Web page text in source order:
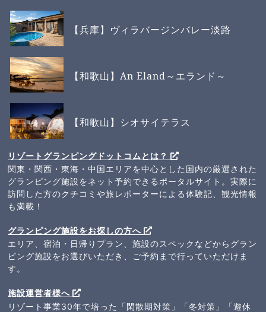
【兵庫】ヴィラバージンバレー淡路
【和歌山】An Eland～エランド～
【和歌山】シオサイテラス
リゾートグランピングドットコムとは？
関東・関西・東海・中国エリアを中心とした国内の厳選された
グランピング施設をネット予約できるポータルサイト。実際に
訪問した方のクチコミや旅レポーターによる体験記、観光情報
も満載！
グランピング施設をお探しの方へ
エリア、宿泊・日帰りプラン、施設のスペックなどからグラン
ピング施設をお選びいただき、ご予約まで行っていただけま
す。
施設運営者様へ
リゾート事業30年で培った「閑散期対策」「冬対策」「遊休